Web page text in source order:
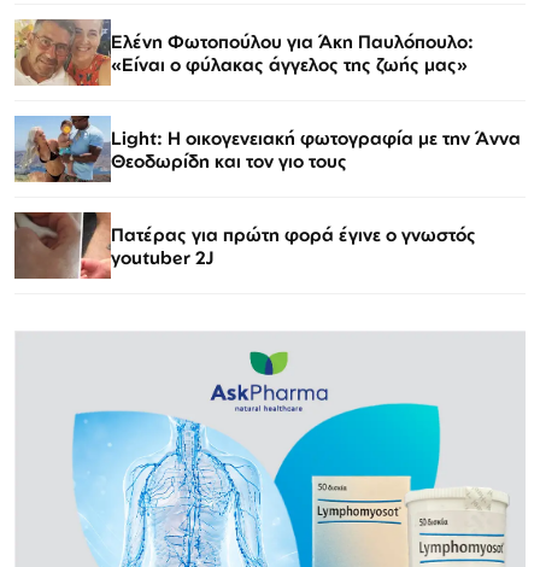
Ελένη Φωτοπούλου για Άκη Παυλόπουλο:
«Είναι ο φύλακας άγγελος της ζωής μας»
Light: Η οικογενειακή φωτογραφία με την Άννα
Θεοδωρίδη και τον γιο τους
Πατέρας για πρώτη φορά έγινε ο γνωστός
youtuber 2J